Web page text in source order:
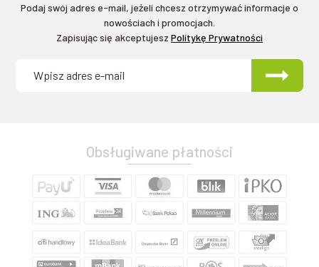
Podaj swój adres e-mail, jeżeli chcesz otrzymywać informacje o
nowościach i promocjach.
Zapisując się akceptujesz Politykę Prywatności
Obsługiwane płatności